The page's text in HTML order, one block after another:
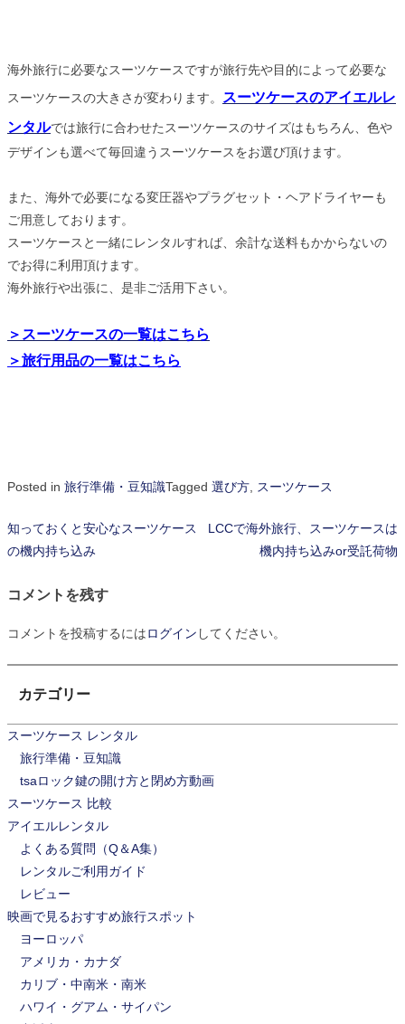
海外旅行に必要なスーツケースですが旅行先や目的によって必要な
スーツケースの大きさが変わります。
スーツケースのアイエルレ
ンタルでは旅行に合わせたスーツケースのサイズはもちろん、色や
デザインも選べて毎回違うスーツケースをお選び頂けます。
また、海外で必要になる変圧器やプラグセット・ヘアドライヤーも
ご用意しております。
スーツケースと一緒にレンタルすれば、余計な送料もかからないの
でお得に利用頂けます。
海外旅行や出張に、是非ご活用下さい。
＞スーツケースの一覧はこちら
＞旅行用品の一覧はこちら
Posted in 旅行準備・豆知識Tagged 選び方 スーツケース
投
ナ
ビ
ゲ
ー
シ
ョ
ン
知っておくと安心なスーツケース
の機内持ち込み
LCCで海外旅行、スーツケースは
機内持ち込みor受託荷物
コメントを残す
コメントを投稿するにはログイン してください。
カテゴリー
スーツケース レンタル
旅行準備・豆知識
tsaロック鍵の開け方と閉め方動画
スーツケース 比較
アイエルレンタル
よくある質問（Q＆A集）
レンタルご利用ガイド
レビュー
映画で見るおすすめ旅行スポット
ヨーロッパ
アメリカ・カナダ
カリブ・中南米・南米
ハワイ・グアム・サイパン